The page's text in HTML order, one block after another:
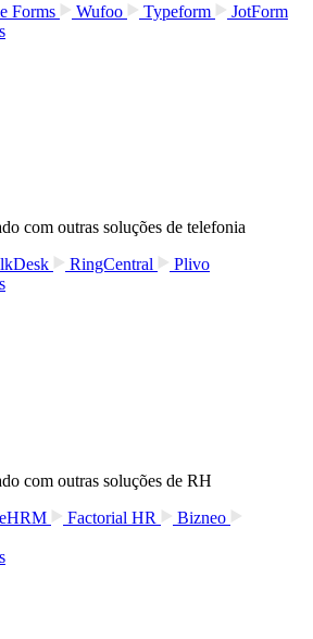
Forms Wufoo Typeform
JotForm
com outras soluções de telefonia
RingCentral
Plivo
com outras soluções de RH
Factorial HR
Bizneo